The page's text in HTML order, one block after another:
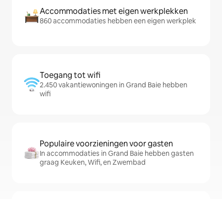
Accommodaties met eigen werkplekken
860 accommodaties hebben een eigen werkplek
Toegang tot wifi
2.450 vakantiewoningen in Grand Baie hebben
wifi
Populaire voorzieningen voor gasten
In accommodaties in Grand Baie hebben gasten
graag Keuken, Wifi, en Zwembad